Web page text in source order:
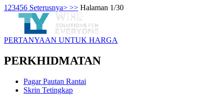
1 23456 Seterusnya> >> Halaman 1/30
PERTANYAAN UNTUK HARGA
PERKHIDMATAN
Pagar Pautan Rantai
Skrin Tetingkap